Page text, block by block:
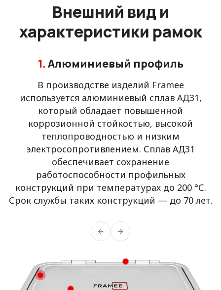
Внешний вид и
характеристики рамок
1.Алюминиевый профиль
В производстве изделий Framee
используется алюминиевый сплав АД31,
который обладает повышенной
коррозионной стойкостью, высокой
теплопроводностью и низким
электросопротивлением. Сплав АД31
обеспечивает сохранение
работоспособности профильных
конструкций при температурах до 200 °С.
Срок службы таких конструкций — до 70 лет.